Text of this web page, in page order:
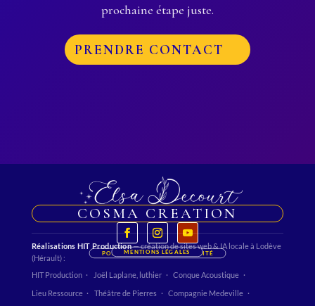
prochaine étape juste.
PRENDRE CONTACT
COSMA CREATION
POLITIQUE DE CONFIDENTIALITÉ
MENTIONS LÉGALES
Réalisations HIT Production— création de sites web & IA locale à Lodève
(Hérault) :
HIT Production
Joël Laplane, luthier
Conque Acoustique
Lieu Ressource
Théâtre de Pierres Compagnie Medeville